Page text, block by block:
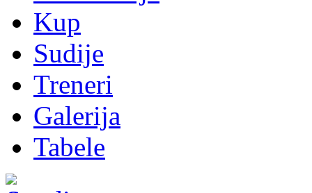
Kup
Sudije
Treneri
Galerija
Tabele